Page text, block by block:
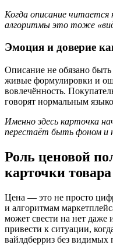
Когда описание читается
алгоритмы это тоже
Эмоция и доверие
Описание не обязано
живые формулировки и
вовлечённость.
говорят нормальным
Именно здесь карточка
перестаёт быть фоном и
Роль ценовой
карточки товара
Цена — это не просто
и алгоритмам
может свести на нет даже
привести к ситуации,
вайлдберриз без видимых